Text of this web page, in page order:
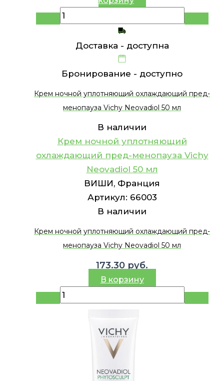
Доставка - доступна
Бронирование - доступно
Крем ночной уплотняющий охлаждающий пред-
менопауза Vichy Neovadiol 50 мл
В наличии
Крем ночной уплотняющий
охлаждающий пред-менопауза Vichy
Neovadiol 50 мл
ВИШИ, Франция
Артикул: 66003
В наличии
Крем ночной уплотняющий охлаждающий пред-
менопауза Vichy Neovadiol 50 мл
173.30 руб.
В корзину